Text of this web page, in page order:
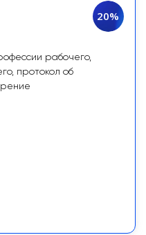
рабочего,
протокол об
20%